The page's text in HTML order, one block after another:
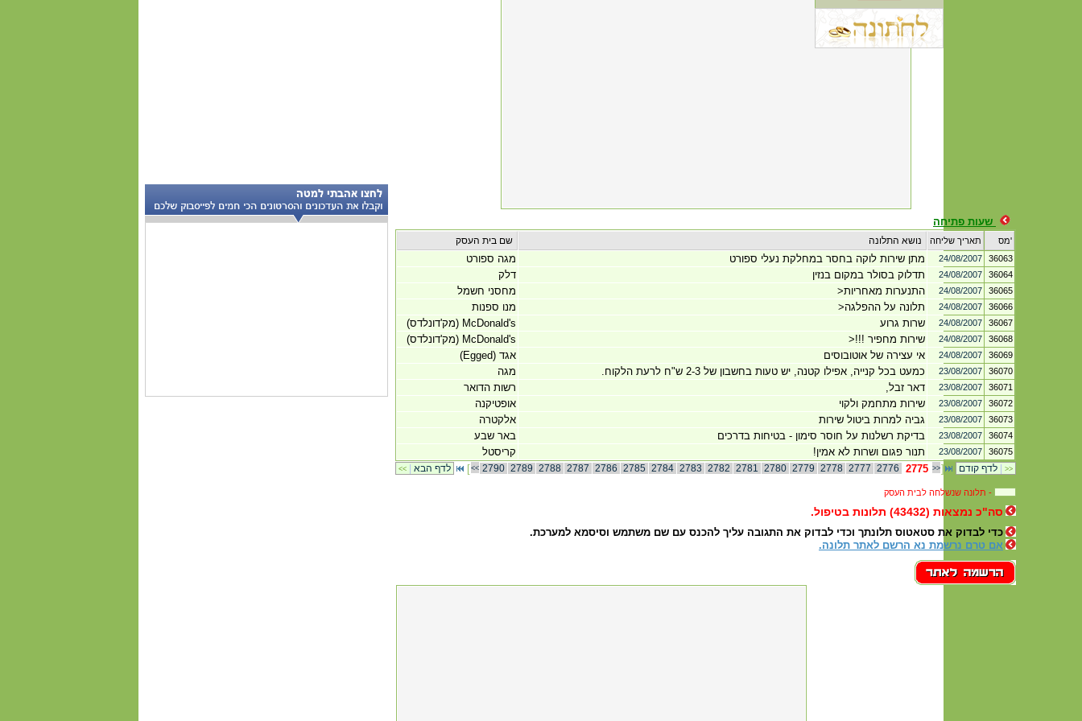
תאריך שליחה מס'
מגה ספורט מתן שירות לוקה בחסר במחלקת נעלי ספורט 24/08/2007 36063
דלק תדלוק בסולר במקום בנזין 24/08/2007 36064
מחסני חשמל התנערות מאחריות< 24/08/2007 36065
מנו ספנות תלונה על ההפלגה< 24/08/2007 36066
McDonald's (מק'דונלדס) שרות גרוע 24/08/2007 36067
McDonald's (מק'דונלדס) שירות מחפיר !!!< 24/08/2007 36068
אגד (Egged) אי עצירה של אוטובוסים 24/08/2007 36069
מגה כמעט בכל קנייה, אפילו קטנה, יש טעות בחשבון של 2-3 ש"ח לרעת הלקוח. 23/08/2007 36070
רשות הדואר דאר זבל, 23/08/2007 36071
אופטיקנה שירות מתחמק ולקוי 23/08/2007 36072
אלקטרה גביה למרות ביטול שירות 23/08/2007 36073
באר שבע בדיקת רשלנות על חוסר סימון - בטיחות בדרכים 23/08/2007 36074
קריסטל תנור פגום ושרות לא אמין! 23/08/2007 36075
<< [<< 2790 2789 2788 2787 2786 2785 2784 2783 2782 2781 2780 2779 2778 2777 2776 2775 >>] >>
תלונה שנשלחה לבית העסק -
סה"כ נמצאות (43432) תלונות בטיפול.
כדי לבדוק את סטאטוס תלונתך וכדי לבדוק את התגובה עליך להכנס עם שם משתמש וסיסמא למערכת.
אם טרם נרשמת נא הרשם לאתר תלונה.